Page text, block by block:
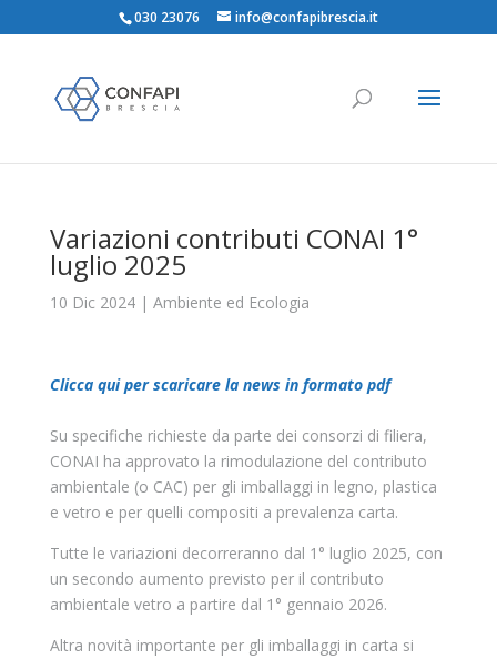
030 23076 info@confapibrescia.it
Variazioni contributi CONAI 1°
luglio 2025
10 Dic 2024| Ambiente ed Ecologia
Clicca qui per scaricare la news in formato pdf
Su specifiche richieste da parte dei consorzi di filiera,
CONAI ha approvato la rimodulazione del contributo
ambientale (o CAC) per gli imballaggi in legno, plastica
e vetro e per quelli compositi a prevalenza carta.
Tutte le variazioni decorreranno dal 1° luglio 2025, con
un secondo aumento previsto per il contributo
ambientale vetro a partire dal 1° gennaio 2026.
Altra novità importante per gli imballaggi in carta si